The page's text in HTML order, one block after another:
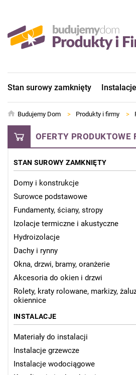
Stan surowy zamknięty Instalacje
Budujemy Dom > Produkty i firmy >
OFERTY PRODUKTOWE
STAN SUROWY ZAMKNIĘTY
Domy i konstrukcje
Surowce podstawowe
Fundamenty, ściany, stropy
Izolacje termiczne i akustyczne
Hydroizolacje
Dachy i rynny
Okna, drzwi, bramy, oranżerie
Akcesoria do okien i drzwi
Rolety, kraty rolowane, markizy,
okiennice
INSTALACJE
Materiały do instalacji
Instalacje grzewcze
Instalacje wodociągowe